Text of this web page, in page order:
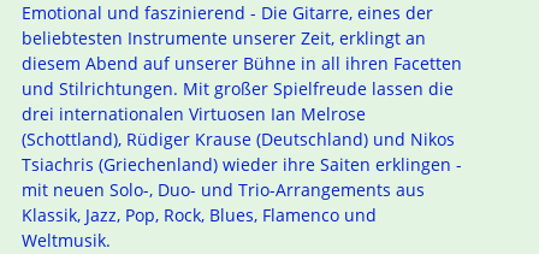
Emotional und faszinierend - Die Gitarre, eines der
beliebtesten Instrumente unserer Zeit, erklingt an
diesem Abend auf unserer Bühne in all ihren Facetten
und Stilrichtungen. Mit großer Spielfreude lassen die
drei internationalen Virtuosen Ian Melrose
(Schottland), Rüdiger Krause (Deutschland) und Nikos
Tsiachris (Griechenland) wieder ihre Saiten erklingen -
mit neuen Solo-, Duo- und Trio-Arrangements aus
Klassik, Jazz, Pop, Rock, Blues, Flamenco und
Weltmusik.